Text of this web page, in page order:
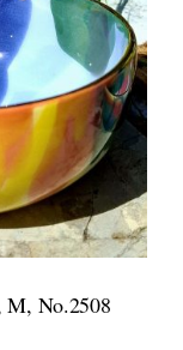
M, No.2508